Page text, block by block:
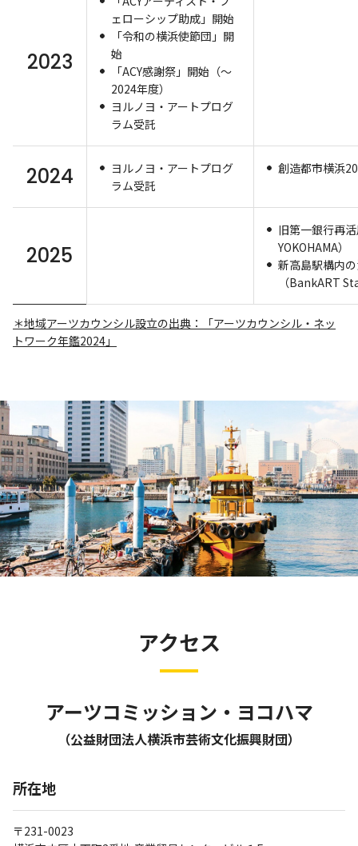
2023
ェローシップ助成」開始
「令和の横浜使節団」開
始
「ACY感謝祭」開始（～
2024年度）
ヨルノヨ・アートプログ
ラム受託
2024
ヨルノヨ・アートプログ
ラム受託
創造都市横浜
2025
旧第一銀行再
YOKOHAMA）
新高島駅構内
（BankART
＊地域アーツカウンシル設立の出典：「アーツカウンシル・ネッ
トワーク年鑑2024」
アクセス
アーツコミッション・ヨコハマ
（公益財団法人横浜市芸術文化振興財団）
所在地
〒231-0023